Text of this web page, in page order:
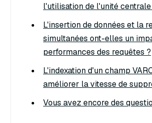
l'utilisation de l'unité centrale
L'insertion de données et la
simultanées ont-elles un
performances des requêtes ?
L'indexation d'un champ
améliorer la vitesse de
Vous avez encore des